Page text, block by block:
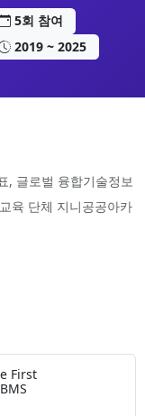
5회 참여
2019 ~ 2025
, 글로벌 융합기술정보
육 단체 지니공공아카
First